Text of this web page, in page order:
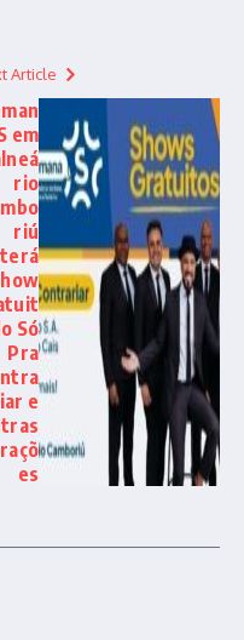
Article
em
rio
riú
terá
Só
Pra
e
es